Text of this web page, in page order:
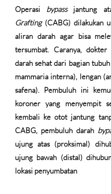
Operasi bypassjantung
Grafting(CABG) dilakukan
aliran darah agar bisa
tersumbat. Caranya,
darah sehat dari bagian
mammaria interna), lengan
safena). Pembuluh ini
koroner yang menyempit
kembali ke otot jantung
CABG, pembuluh darah
ujung atas (proksimal)
ujung bawah (distal)
lokasi penyumbatan